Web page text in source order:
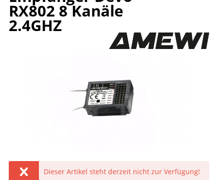
RX802 8 Kanäle
2.4GHZ
Dieser Artikel steht derzeit nicht zur Verfügung!